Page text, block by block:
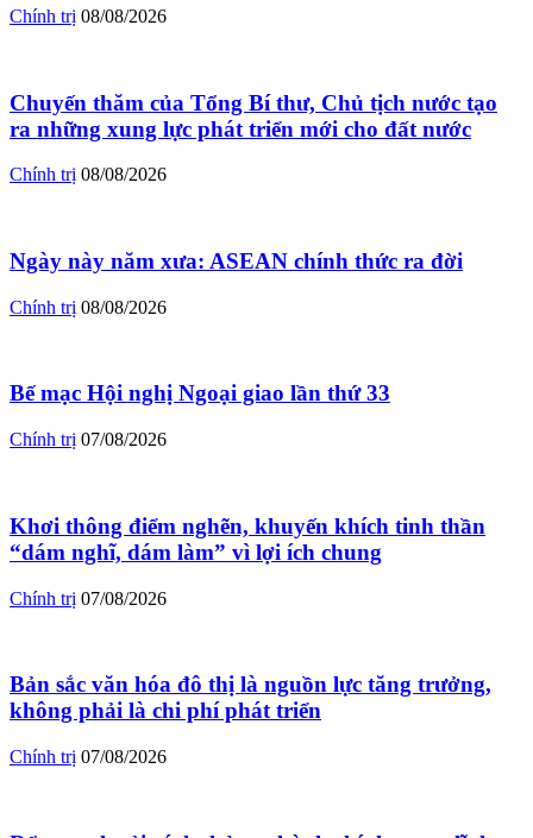
Chính trị 08/08/2026
Chuyến thăm của Tổng Bí thư, Chủ tịch nước tạo
ra những xung lực phát triển mới cho đất nước
Chính trị 08/08/2026
Ngày này năm xưa: ASEAN chính thức ra đời
Chính trị 08/08/2026
Bế mạc Hội nghị Ngoại giao lần thứ 33
Chính trị 07/08/2026
Khơi thông điểm nghẽn, khuyến khích tinh thần
“dám nghĩ, dám làm” vì lợi ích chung
Chính trị 07/08/2026
Bản sắc văn hóa đô thị là nguồn lực tăng trưởng,
không phải là chi phí phát triển
Chính trị 07/08/2026